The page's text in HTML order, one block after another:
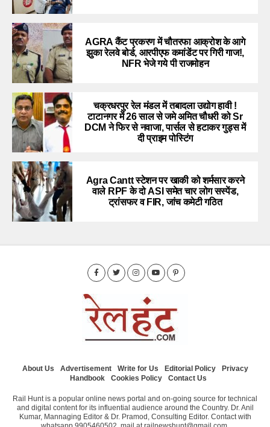
AGRA कैंट प्रकरण में चौतरफा आक्रोश के आगे
झुका रेलवे बोर्ड, आरपीएफ कमांडेंट पर गिरी गाज!,
NFR भेजे गये पी राजमोहन
चक्रधरपुर रेल मंडल में तबादला उद्योग हावी !
टाटानगर में 26 साल से जमे अमित चौधरी को Sr
DCM ने फिर से नवाजा, पार्सल से हटाकर गुड्स में
दी प्राइम पोस्टिंग
Agra Cantt स्टेशन पर खाकी को शर्मसार करने
वाले RPF के दो ASI समेत चार लोग सस्पेंड,
ट्रांसफर व FIR, जांच कमेटी गठित
About Us Advertisement Write for Us Editorial Policy
Privacy
Handbook
Cookies Policy Contact Us
Rail Hunt is a popular online news portal and on-going source for technical
and digital content for its influential audience around the Country. Dr. Anil
Kumar, Mannaging Editor & Dr. Pramod, Consulting Editor. Contact with